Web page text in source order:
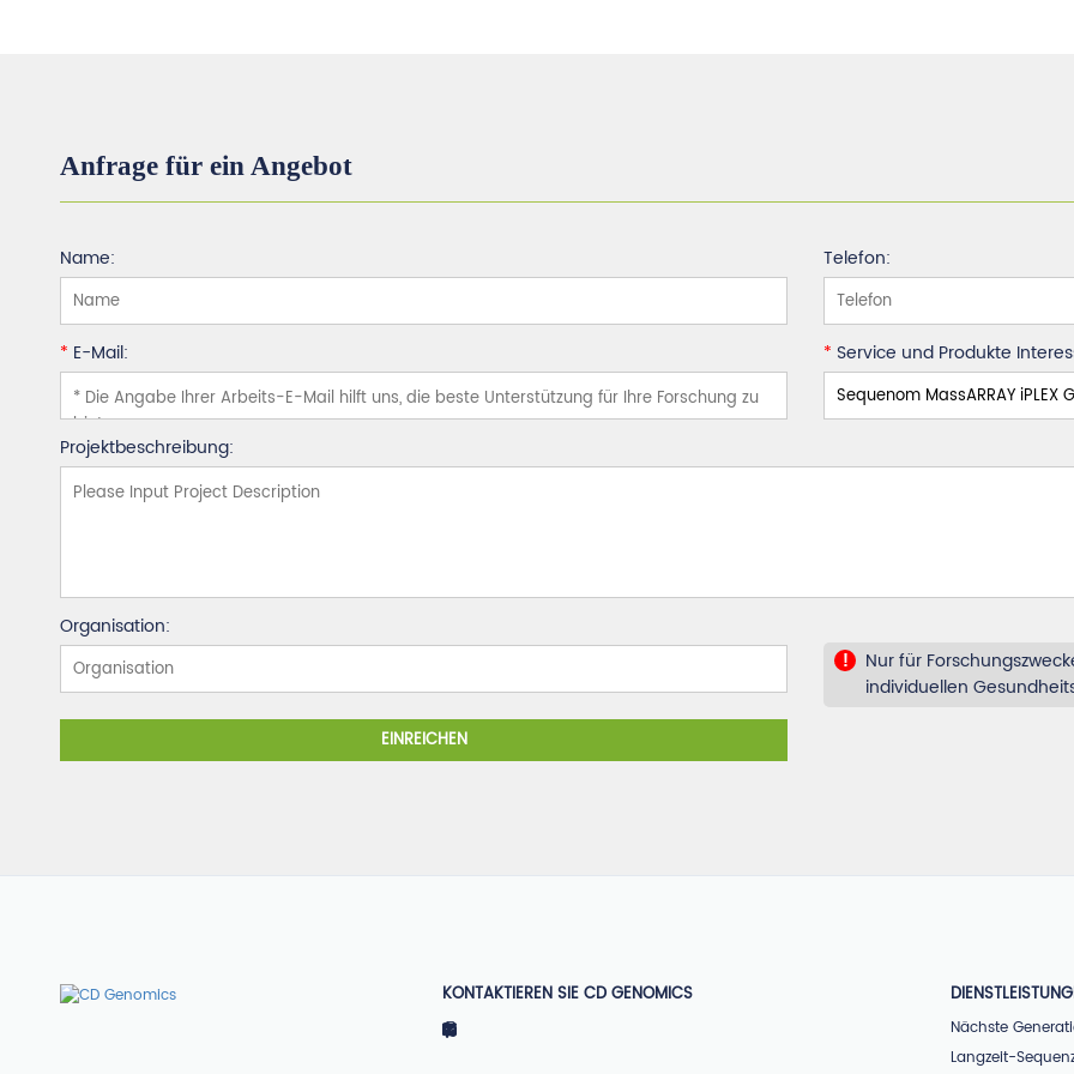
Anfrage für ein Angebot
Name: Telefon:
* E-Mail: * Service und Produkte
Projektbeschreibung:
Organisation:
!
Nur für
individuellen
EINREICHEN
KONTAKTIEREN SIE CD GENOMICS
Nächste
Langzeit-